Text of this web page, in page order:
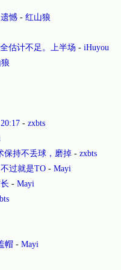
憾 - 红山狼
估计不足。上半场 - iHuyou
- zxbts
保持不丢球，磨掉 - zxbts
过就是TO - Mayi
- Mayi
帽 - Mayi